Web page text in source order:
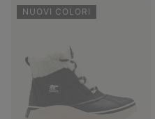
NUOVI COLORI